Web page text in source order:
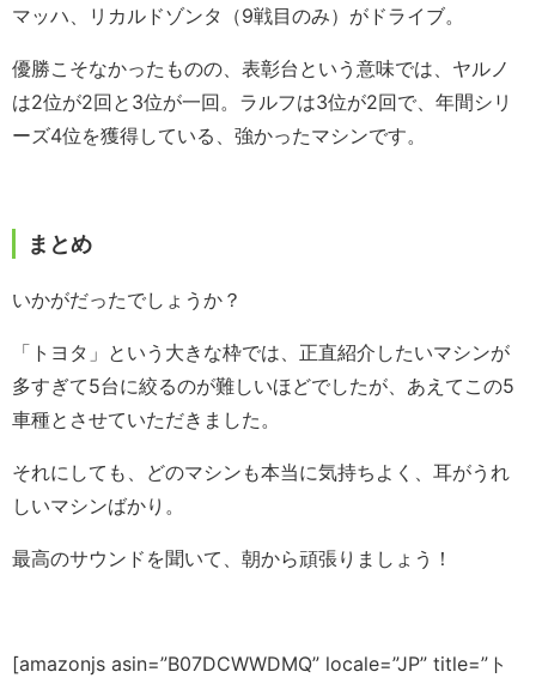
マッハ、リカルドゾンタ（9戦目のみ）がドライブ。
優勝こそなかったものの、表彰台という意味では、ヤルノ
は2位が2回と3位が一回。ラルフは3位が2回で、年間シリ
ーズ4位を獲得している、強かったマシンです。
まとめ
いかがだったでしょうか？
「トヨタ」という大きな枠では、正直紹介したいマシンが
多すぎて5台に絞るのが難しいほどでしたが、あえてこの5
車種とさせていただきました。
それにしても、どのマシンも本当に気持ちよく、耳がうれ
しいマシンばかり。
最高のサウンドを聞いて、朝から頑張りましょう！
[amazonjs asin=”B07DCWWDMQ” locale=”JP” title=”ト